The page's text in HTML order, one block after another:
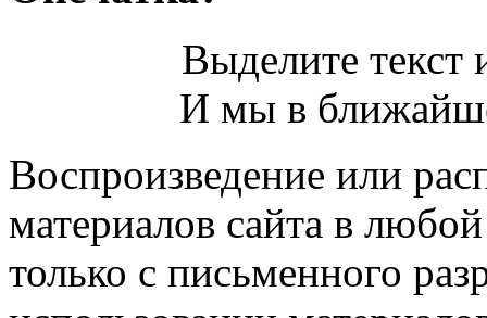
Выделите
И мы в
Воспроизведение или
материалов сайта в
только с письменного